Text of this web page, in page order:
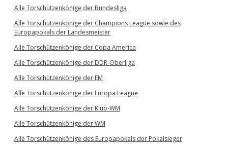
Alle Torschützenkönige der Bundesliga
Alle Torschützenkönige der Champions League sowie des
Europapokals der Landesmeister
Alle Torschützenkönige der Copa America
Alle Torschützenkönige der DDR-Oberliga
Alle Torschützenkönige der EM
Alle Torschützenkönige der Europa League
Alle Torschützenkönige der Klub-WM
Alle Torschützenkönige der WM
Alle Torschützenkönige des Europapokals der Pokalsieger